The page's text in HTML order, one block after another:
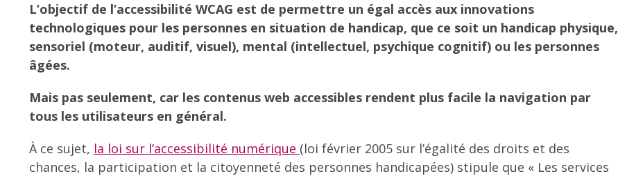
L’objectif de l’accessibilité WCAG est de permettre un égal accès aux innovations
technologiques pour les personnes en situation de handicap, que ce soit un handicap physique,
sensoriel (moteur, auditif, visuel), mental (intellectuel, psychique cognitif) ou les personnes
âgées.
Mais pas seulement, car les contenus web accessibles rendent plus facile la navigation par
tous les utilisateurs en général.
À ce sujet, la loi sur l’accessibilité numérique (loi février 2005 sur l’égalité des droits et des
chances, la participation et la citoyenneté des personnes handicapées) stipule que « Les services